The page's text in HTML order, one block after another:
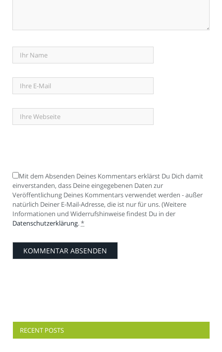
Mit dem Absenden Deines Kommentars erklärst Du Dich damit
einverstanden, dass Deine eingegebenen Daten zur
Veröffentlichung Deines Kommentars verwendet werden - außer
natürlich Deiner E-Mail-Adresse, die ist nur für uns. (Weitere
Informationen und Widerrufshinweise findest Du in der
Datenschutzerklärung.*
RECENT POSTS